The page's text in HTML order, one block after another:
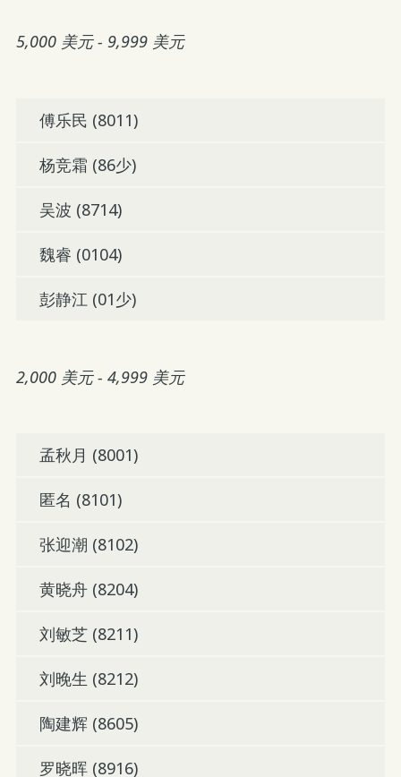
5,000 美元 - 9,999 美元
傅乐民 (8011)
杨竞霜 (86少)
吴波 (8714)
魏睿 (0104)
彭静江 (01少)
2,000 美元 - 4,999 美元
孟秋月 (8001)
匿名 (8101)
张迎潮 (8102)
黄晓舟 (8204)
刘敏芝 (8211)
刘晚生 (8212)
陶建辉 (8605)
罗晓晖 (8916)